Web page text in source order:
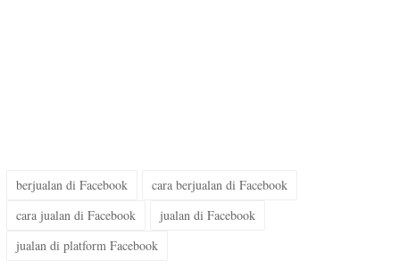
berjualan di Facebook
cara berjualan di Facebook
cara jualan di Facebook
jualan di Facebook
jualan di platform Facebook